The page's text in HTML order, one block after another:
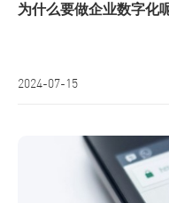
为什么要做企业数字化
2024-07-15